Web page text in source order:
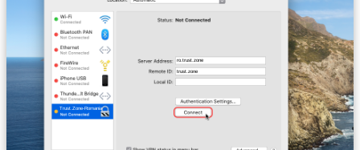
Trust.Zone-Romania
ro.trust.zone
trust.zone